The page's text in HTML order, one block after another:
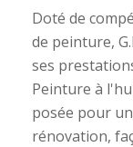
Doté de
de peinture,
ses
Peinture à
posée pour
rénovation,